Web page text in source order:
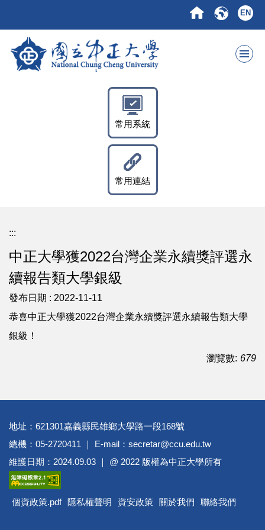
要
EN
常用系統
常用連結
:::
中正大學獲2022台灣企業永續獎評選永
續報告類大學銀級
發布日期 : 2022-11-11
恭喜中正大學獲2022台灣企業永續獎評選永續報告類大學
銀級！
瀏覽數: 679
地址：621301嘉義縣民雄鄉大學路一段168號
總機：05-2720411 ｜ E-mail：secretar@ccu.edu.tw
維護日期：2024.09.03 ｜ @ 2022 版權為中正大學所有
個資政策.pdf 隱私權聲明 資安政策 關於我們 聯絡我們